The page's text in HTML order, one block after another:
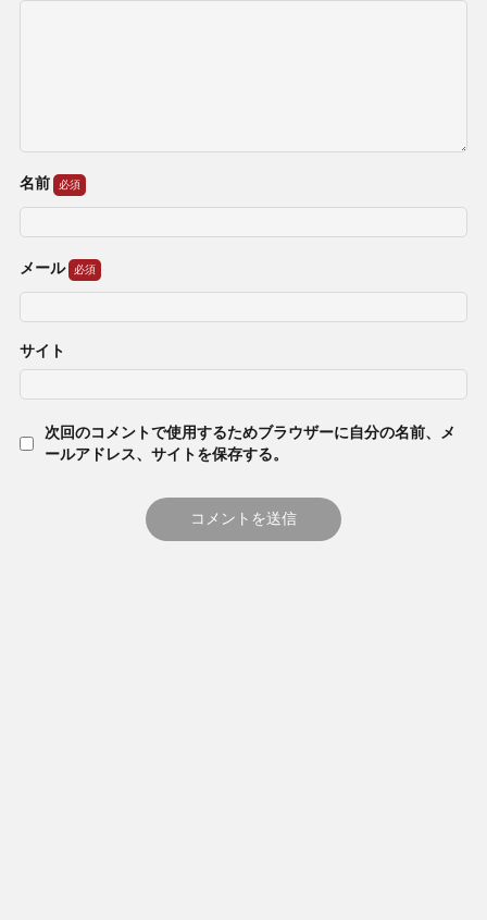
名前
メール
サイト
次回のコメントで使用するためブラウザーに自分の名前、メ
ールアドレス、サイトを保存する。